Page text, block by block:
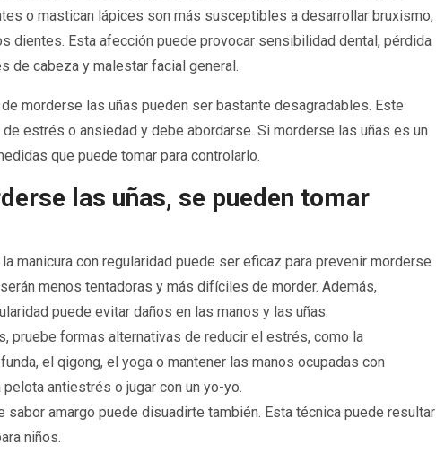
o mastican lápices son más susceptibles a desarrollar bruxismo,
dientes. Esta afección puede provocar sensibilidad dental, pérdida
de cabeza y malestar facial general.
morderse las uñas pueden ser bastante desagradables. Este
estrés o ansiedad y debe abordarse. Si morderse las uñas es un
que puede tomar para controlarlo.
las uñas, se pueden tomar
manicura con regularidad puede ser eficaz para prevenir morderse
menos tentadoras y más difíciles de morder. Además,
puede evitar daños en las manos y las uñas.
pruebe formas alternativas de reducir el estrés, como la
el qigong, el yoga o mantener las manos ocupadas con
antiestrés o jugar con un yo-yo.
sabor amargo puede disuadirte también. Esta técnica puede resultar
niños.